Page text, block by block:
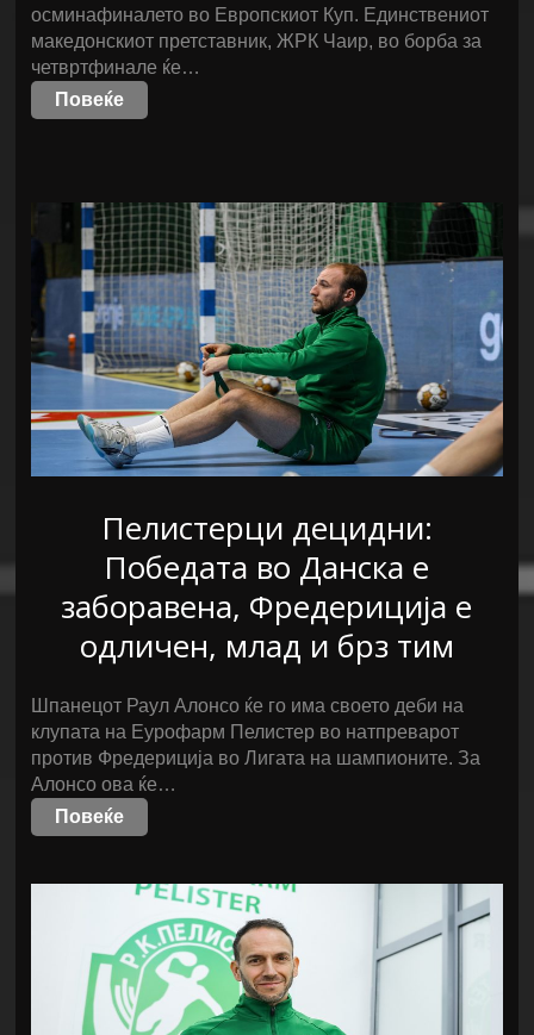
осминафиналето во Европскиот Куп. Единствениот
македонскиот претставник, ЖРК Чаир, во борба за
четвртфинале ќе…
Повеќе
Пелистерци децидни:
Победата во Данска е
заборавена, Фредериција е
одличен, млад и брз тим
Шпанецот Раул Алонсо ќе го има своето деби на
клупата на Еурофарм Пелистер во натпреварот
против Фредериција во Лигата на шампионите. За
Алонсо ова ќе…
Повеќе